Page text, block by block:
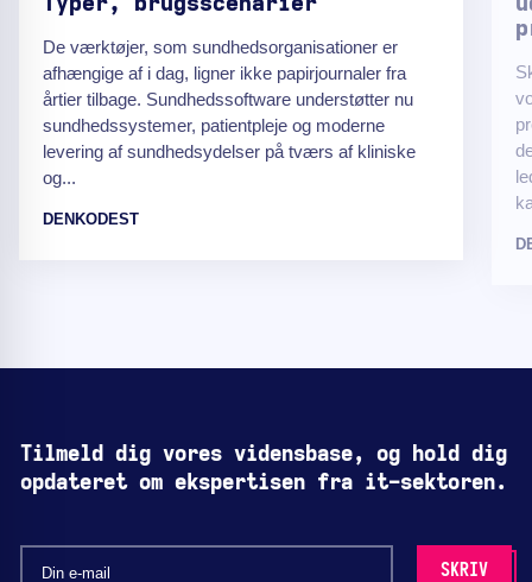
De værktøjer, som sundhedsorganisationer er
afhængige af i dag, ligner ikke papirjournaler fra
årtier tilbage. Sundhedssoftware understøtter nu
sundhedssystemer, patientpleje og moderne
levering af sundhedsydelser på tværs af kliniske
og...
DENKODEST
Tilmeld dig vores vidensbase, og hold dig
opdateret om ekspertisen fra it-sektoren.